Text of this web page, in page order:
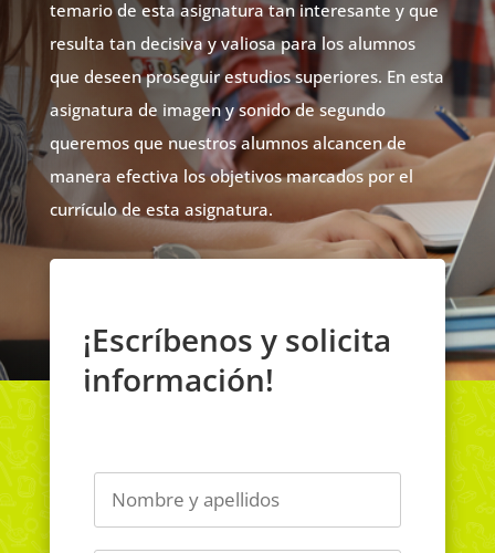
temario de esta asignatura tan interesante y que
resulta tan decisiva y valiosa para los alumnos
que deseen proseguir estudios superiores. En esta
asignatura de imagen y sonido de segundo
queremos que nuestros alumnos alcancen de
manera efectiva los objetivos marcados por el
currículo de esta asignatura.
¡Escríbenos y solicita
información!